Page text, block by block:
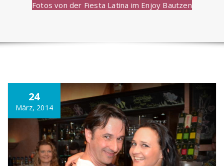
Fotos von der Fiesta Latina im Enjoy Bautzen
24
März, 2014